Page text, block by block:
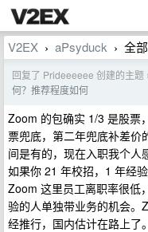
V2EX › aPsyduck › 全
回复了 Prideeeeee 创建的主题 ›
何？推荐程度如何
Zoom 的包确实 1/3 是股票
票兜底，第二年兜底补差价
间是有的，现在入职我个人
如果你 21 年校招，1 年经
Zoom 这里员工离职率很低
验的人单独带业务的机会。
经推行，国内估计在路上了。